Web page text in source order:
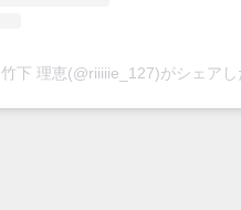
竹下 理恵(@riiiiie_127)がシェアし